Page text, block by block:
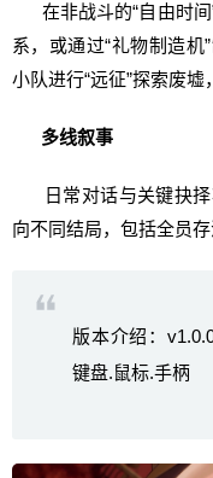
在非战斗的“自由时间
系，或通过“礼物制造
小队进行“远征”探索废墟
多线叙事
日常对话与关键抉择
向不同结局，包括全员存
版本介绍：
键盘.鼠标.手柄